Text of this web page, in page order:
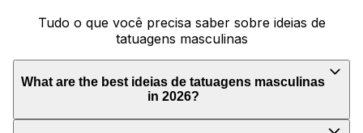
Tudo o que você precisa saber sobre ideias de
tatuagens masculinas
What are the best ideias de tatuagens masculinas
in 2026?